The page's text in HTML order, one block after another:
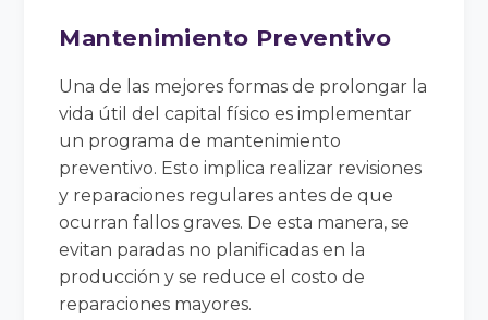
Mantenimiento Preventivo
Una de las mejores formas de prolongar la
vida útil del capital físico es implementar
un programa de mantenimiento
preventivo. Esto implica realizar revisiones
y reparaciones regulares antes de que
ocurran fallos graves. De esta manera, se
evitan paradas no planificadas en la
producción y se reduce el costo de
reparaciones mayores.